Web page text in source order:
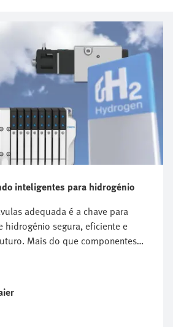
inteligentes para hidrogénio
adequada é a chave para
hidrogénio segura, eficiente e
Mais do que componentes
e flexibilidade de
a arquitetura de válvulas errada
atrasos e custos elevados.
de válvulas convencionais